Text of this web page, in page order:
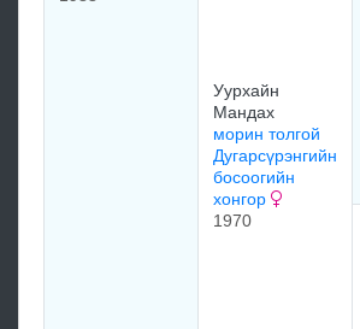
Уурхайн
Мандах
морин толгой
Дугарсүрэнгийн
босоогийн
хонгор
1970